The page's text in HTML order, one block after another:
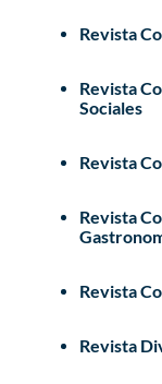
Revista
Revista
Sociales
Revista
Revista
Revista
Revista